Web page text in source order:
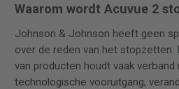
Waarom wordt Acuvue 2
Johnson & Johnson heeft geen
over de reden van het stopzetten.
van producten houdt vaak
technologische vooruitgang,